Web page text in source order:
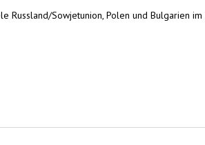
Sowjetunion, Polen und Bulgarien im
external)